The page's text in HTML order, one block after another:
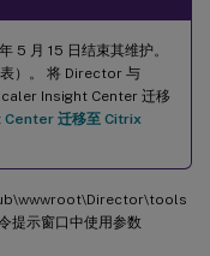
月 15 日结束其维护。
表）。 将 Director 与
Insight Center 迁移
迁移至 Citrix
提示窗口中使用参数